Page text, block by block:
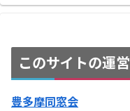
このサイトの運営
豊多摩同窓会